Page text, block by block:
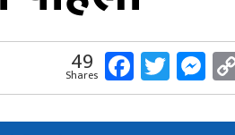
49
Shares